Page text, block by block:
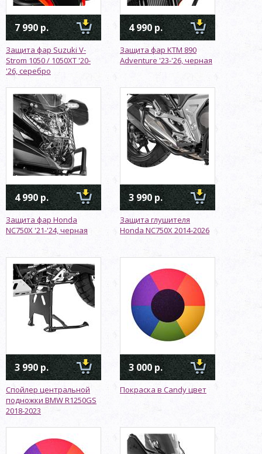
7 990 р.
Защита фар Suzuki V-
Strom 1050 / 1050XT '20-
'26, серебро
4 990 р.
Защита фар KTM 890
Adventure '23-'26, черная
4 990 р.
Защита фар Honda
NC750X '21-'24, черная
3 990 р.
Защита глушителя
Honda NC750X 2014-2026
3 990 р.
Спойлер центральной
подножки BMW R1250GS
2018-2023
3 000 р.
Покраска в Candy цвет